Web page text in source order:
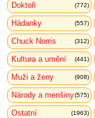
Doktoři (772)
Hádanky (557)
Chuck Norris (312)
Kultura a umění (441)
Muži a ženy (908)
Národy a menšiny(575)
Ostatní (1963)